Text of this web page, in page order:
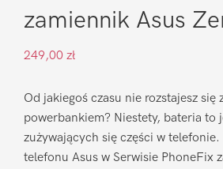
zamiennik Asus
249,00 zł
Od jakiegoś czasu nie rozstajesz się
powerbankiem? Niestety, bateria to
zużywających się części w telefonie.
telefonu Asus w Serwisie PhoneFix